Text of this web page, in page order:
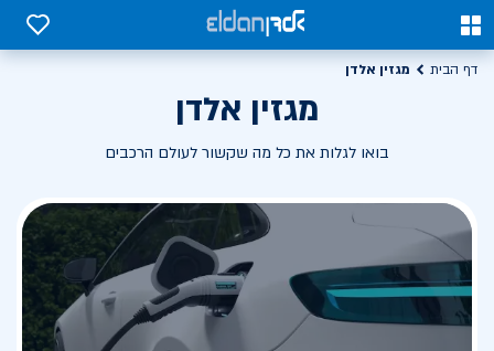
0
0
דף הבית מגזין אלדן
מגזין אלדן
בואו לגלות את כל מה שקשור לעולם הרכבים